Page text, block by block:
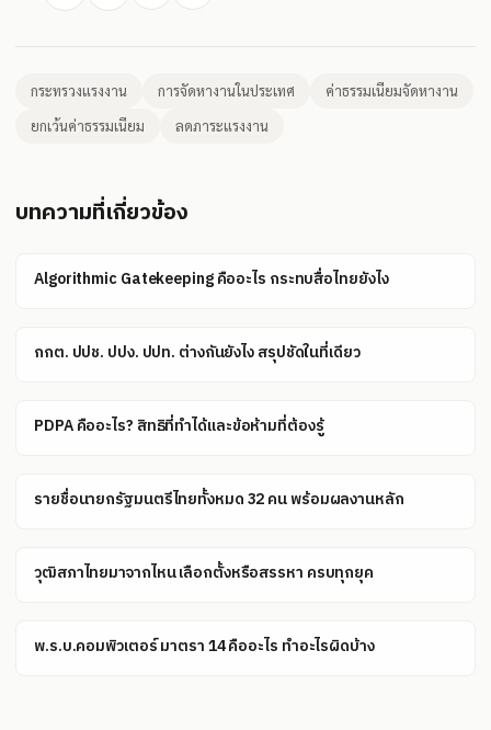
กระทรวงแรงงาน การจัดหางานในประเทศ
ค่าธรรมเนียมจัดหางาน
ยกเว้นค่าธรรมเนียม
ลดภาระแรงงาน
บทความที่เกี่ยวข้อง
Algorithmic Gatekeeping คืออะไร กระทบสื่อไทยยังไง
กกต. ปปช. ปปง. ปปท. ต่างกันยังไง สรุปชัดในที่เดียว
PDPA คืออะไร? สิทธิที่ทำได้และข้อห้ามที่ต้องรู้
รายชื่อนายกรัฐมนตรีไทยทั้งหมด 32 คน พร้อมผลงานหลัก
วุฒิสภาไทยมาจากไหน เลือกตั้งหรือสรรหา ครบทุกยุค
พ.ร.บ.คอมพิวเตอร์ มาตรา 14 คืออะไร ทำอะไรผิดบ้าง